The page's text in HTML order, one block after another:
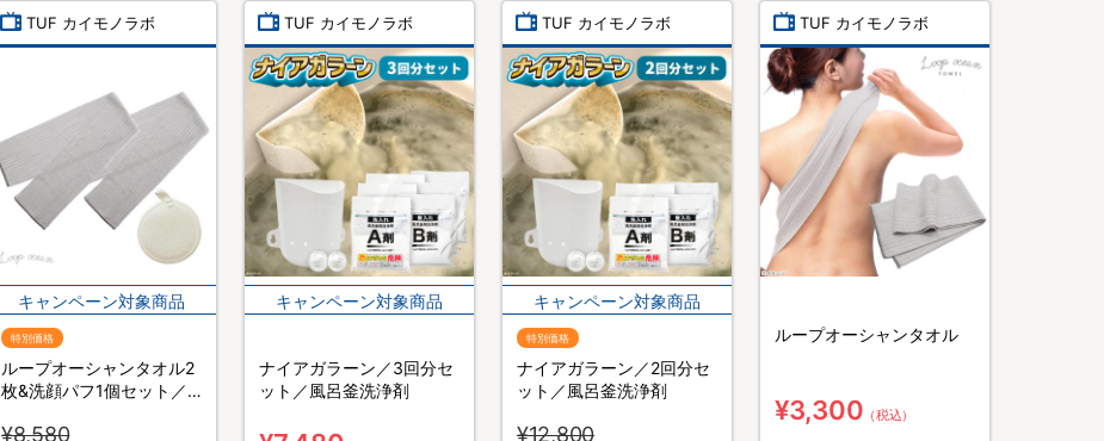
TUF カイモノラボ
特別価格
ループオーシャンタオル2
枚&洗顔パフ1個セット／
¥8,580
TUF カイモノラボ
ナイアガラーン／3回分セ
ット／風呂釜洗浄剤
TUF カイモノラボ
特別価格
ナイアガラーン／2回分セ
ット／風呂釜洗浄剤
¥12,800
TUF カイモノラボ
ループオーシャンタオル
¥3,300 （税込）